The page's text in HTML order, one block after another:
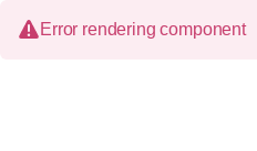
Error rendering component